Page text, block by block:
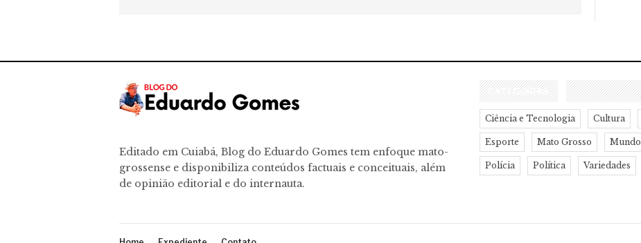
Editado em Cuiabá, Blog do Eduardo Gomes tem enfoque mato-
grossense e disponibiliza conteúdos factuais e conceituais, além
de opinião editorial e do internauta.
CATEGORIAS
Ciência e Tecnologia Cultura
Esporte Mato Grosso Mundo
Polícia Política Variedades